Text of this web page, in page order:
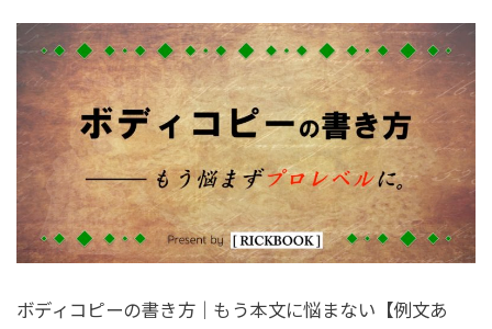
ボディコピーの書き方｜もう本文に悩まない【例文あ